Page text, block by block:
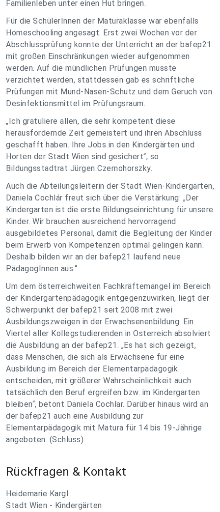
Familienleben unter einen Hut bringen.
Für die SchülerInnen der Maturaklasse war ebenfalls
Homeschooling angesagt. Erst zwei Wochen vor der
Abschlussprüfung konnte der Unterricht an der bafep21
mit großen Einschränkungen wieder aufgenommen
werden. Auf die mündlichen Prüfungen musste
verzichtet werden, stattdessen gab es schriftliche
Prüfungen mit Mund-Nasen-Schutz und dem Geruch von
Desinfektionsmittel im Prüfungsraum.
„Ich gratuliere allen, die sehr kompetent diese
herausfordernde Zeit gemeistert und ihren Abschluss
geschafft haben. Ihre Jobs in den Kindergärten und
Horten der Stadt Wien sind gesichert“, so
Bildungsstadtrat Jürgen Czernohorszky.
Auch die Abteilungsleiterin der Stadt Wien-Kindergärten,
Daniela Cochlár freut sich über die Verstärkung: „Der
Kindergarten ist die erste Bildungseinrichtung für unsere
Kinder. Wir brauchen ausreichend hervorragend
ausgebildetes Personal, damit die Begleitung der Kinder
beim Erwerb von Kompetenzen optimal gelingen kann.
Deshalb bilden wir an der bafep21 laufend neue
PädagogInnen aus.“
Um dem österreichweiten Fachkräftemangel im Bereich
der Kindergartenpädagogik entgegenzuwirken, liegt der
Schwerpunkt der bafep21 seit 2008 mit zwei
Ausbildungszweigen in der Erwachsenenbildung. Ein
Viertel aller Kollegstudierenden in Österreich absolviert
die Ausbildung an der bafep21. „Es hat sich gezeigt,
dass Menschen, die sich als Erwachsene für eine
Ausbildung im Bereich der Elementarpädagogik
entscheiden, mit größerer Wahrscheinlichkeit auch
tatsächlich den Beruf ergreifen bzw. im Kindergarten
bleiben“, betont Daniela Cochlar. Darüber hinaus wird an
der bafep21 auch eine Ausbildung zur
Elementarpädagogik mit Matura für 14 bis 19-Jährige
angeboten. (Schluss)
Rückfragen & Kontakt
Heidemarie Kargl
Stadt Wien - Kindergärten